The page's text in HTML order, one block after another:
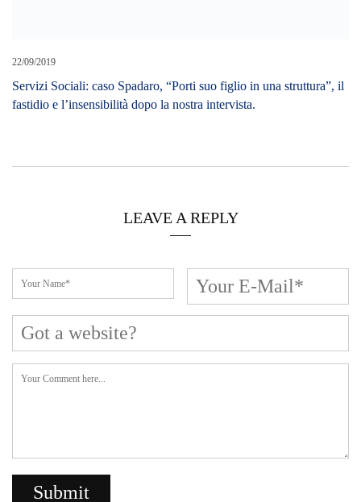
22/09/2019
Servizi Sociali: caso Spadaro, “Porti suo figlio in una struttura”, il
fastidio e l’insensibilità dopo la nostra intervista.
LEAVE A REPLY